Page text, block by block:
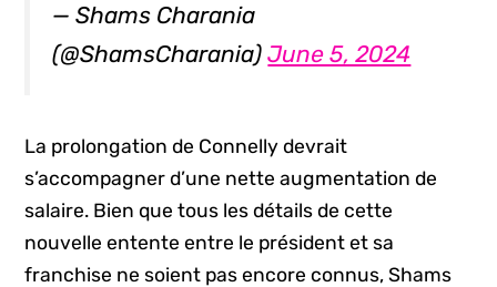
— Shams Charania
(@ShamsCharania)June 5, 2024
La prolongation de Connelly devrait
s’accompagner d’une nette augmentation de
salaire. Bien que tous les détails de cette
nouvelle entente entre le président et sa
franchise ne soient pas encore connus, Shams